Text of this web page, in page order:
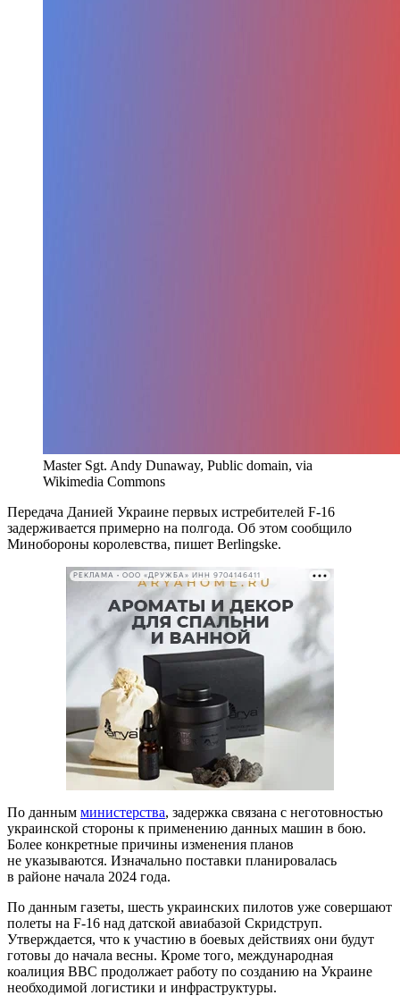
Master Sgt. Andy Dunaway, Public domain, via
Wikimedia Commons
Передача Данией Украине первых истребителей F-16
задерживается примерно на полгода. Об этом сообщило
Минобороны королевства, пишет Berlingske.
РЕКЛАМА • ООО «ДРУЖБА» ИНН 9704146411
По данным министерства, задержка связана с неготовностью
украинской стороны к применению данных машин в бою.
Более конкретные причины изменения планов
не указываются. Изначально поставки планировалась
в районе начала 2024 года.
По данным газеты, шесть украинских пилотов уже совершают
полеты на F-16 над датской авиабазой Скридструп.
Утверждается, что к участию в боевых действиях они будут
готовы до начала весны. Кроме того, международная
коалиция ВВС продолжает работу по созданию на Украине
необходимой логистики и инфраструктуры.